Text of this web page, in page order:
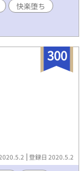
快楽堕ち
300
登録日 2020.5.2